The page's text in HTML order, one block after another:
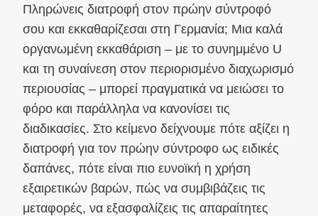
Πληρώνεις διατροφή στον πρώην σύντροφό
σου και εκκαθαρίζεσαι στη Γερμανία; Μια καλά
οργανωμένη εκκαθάριση – με το συνημμένο U
και τη συναίνεση στον περιορισμένο διαχωρισμό
περιουσίας – μπορεί πραγματικά να μειώσει το
φόρο και παράλληλα να κανονίσει τις
διαδικασίες. Στο κείμενο δείχνουμε πότε αξίζει η
διατροφή για τον πρώην σύντροφο ως ειδικές
δαπάνες, πότε είναι πιο ευνοϊκή η χρήση
εξαιρετικών βαρών, πώς να συμβιβάζεις τις
μεταφορές, να εξασφαλίζεις τις απαραίτητες